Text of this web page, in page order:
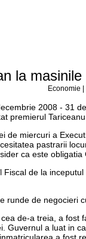
la
Economie
2008 - 31
premierul
de miercuri a
pastrarii
ca este
de la
runde de negocieri
de-a treia, a
Guvernul a luat in